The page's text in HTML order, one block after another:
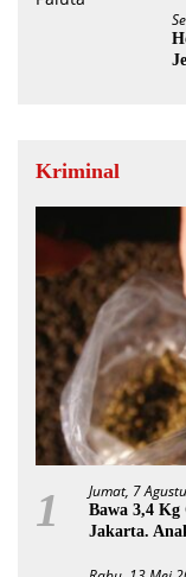
Kriminal
1 Jumat, 7
Bawa 3,4
Jakarta.